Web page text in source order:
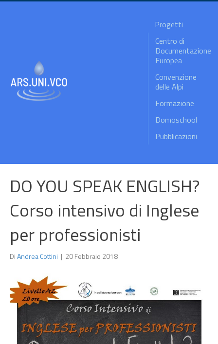
Progetti
Centro di
Documentazione
Europea
Convenzione
delle Alpi
Formazione
Domoschool
Pubblicazioni
DO YOU SPEAK ENGLISH?
Corso intensivo di Inglese
per professionisti
DiAndrea Cottini | 20 Febbraio 2018